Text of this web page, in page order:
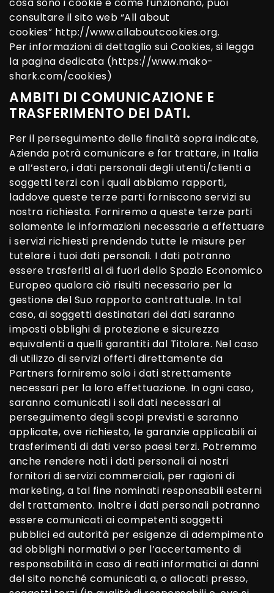
consultare il sito web “All about
cookies” http://www.allaboutcookies.org.
Per informazioni di dettaglio sui Cookies, si legga
la pagina dedicata (https://www.mako-
shark.com/cookies)
AMBITI DI COMUNICAZIONE E
TRASFERIMENTO DEI DATI.
Per il perseguimento delle finalità sopra indicate,
Azienda potrà comunicare e far trattare, in Italia
e all’estero, i dati personali degli utenti/clienti a
soggetti terzi con i quali abbiamo rapporti,
laddove queste terze parti forniscono servizi su
nostra richiesta. Forniremo a queste terze parti
solamente le informazioni necessarie a effettuare
i servizi richiesti prendendo tutte le misure per
tutelare i tuoi dati personali. I dati potranno
essere trasferiti al di fuori dello Spazio Economico
Europeo qualora ciò risulti necessario per la
gestione del Suo rapporto contrattuale. In tal
caso, ai soggetti destinatari dei dati saranno
imposti obblighi di protezione e sicurezza
equivalenti a quelli garantiti dal Titolare. Nel caso
di utilizzo di servizi offerti direttamente da
Partners forniremo solo i dati strettamente
necessari per la loro effettuazione. In ogni caso,
saranno comunicati i soli dati necessari al
perseguimento degli scopi previsti e saranno
applicate, ove richiesto, le garanzie applicabili ai
trasferimenti di dati verso paesi terzi. Potremmo
anche rendere noti i dati personali ai nostri
fornitori di servizi commerciali, per ragioni di
marketing, a tal fine nominati responsabili esterni
del trattamento. Inoltre i dati personali potranno
essere comunicati ai competenti soggetti
pubblici ed autorità per esigenze di adempimento
ad obblighi normativi o per l’accertamento di
responsabilità in caso di reati informatici ai danni
del sito nonché comunicati a, o allocati presso,